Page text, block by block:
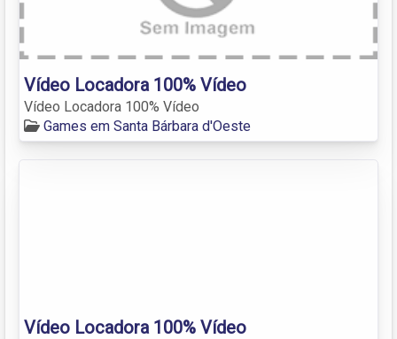
Vídeo Locadora 100% Vídeo
Vídeo Locadora 100% Vídeo
Games em Santa Bárbara d'Oeste
Vídeo Locadora 100% Vídeo